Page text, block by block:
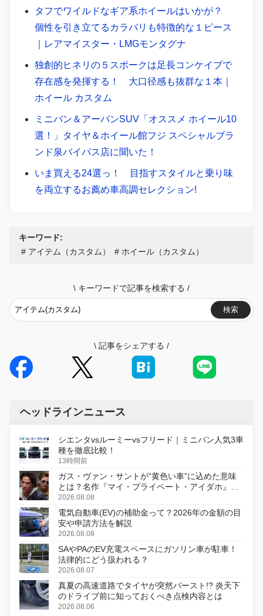
タフでワイルドなギア系ホイールはいかが？
個性を引き立てるカラバリも特徴的な１ピース
｜レアマイスター・LMGモンタグナ
独創的ヒネリの５スポークは足長コンケイブで
存在感を発揮する！ 大口径感も抜群な１本｜
ホイール カスタム
ミニバン＆アーバンSUV「オススメ ホイール10
選！」タイヤ＆ホイール館フジ スペシャルブラ
ンド泉バイパス店に聞いた！
いま買える24選っ！ 目指すスタイルと乗り味
を両立するお薦め車高調セレクション!
キーワード:
アイテム（カスタム）
ホイール（カスタム）
\ キーワードで記事を検索する /
検索
\ 記事をシェアする /
ヘッドラインニュース
シエンタvsルーミーvsフリード｜ミニバン人気3車
種を徹底比較！
13時間前
ガス・ヴァン・サントが“黄色い車”に込めた意味
とは？名作『マイ・プライベート・アイダホ』が
初のデジタルリマスター版で復活
2026.08.08
電気自動車(EV)の補助金って？2026年の金額の目
安や申請方法を解説
2026.08.08
SAやPAのEV充電スペースにガソリン車が駐車！
法律的にどう扱われる？
2026.08.07
真夏の高速道路でタイヤが突然バースト!? 炎天下
のドライブ前に知っておくべき点検内容とは
2026.08.06